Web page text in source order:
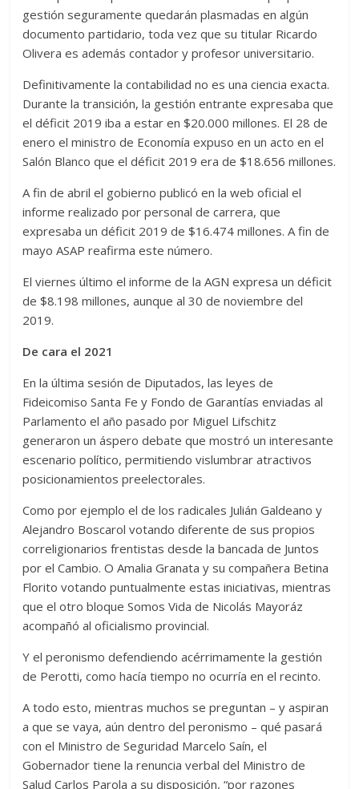
gestión seguramente quedarán plasmadas en algún
documento partidario, toda vez que su titular Ricardo
Olivera es además contador y profesor universitario.
Definitivamente la contabilidad no es una ciencia exacta.
Durante la transición, la gestión entrante expresaba que
el déficit 2019 iba a estar en $20.000 millones. El 28 de
enero el ministro de Economía expuso en un acto en el
Salón Blanco que el déficit 2019 era de $18.656 millones.
A fin de abril el gobierno publicó en la web oficial el
informe realizado por personal de carrera, que
expresaba un déficit 2019 de $16.474 millones. A fin de
mayo ASAP reafirma este número.
El viernes último el informe de la AGN expresa un déficit
de $8.198 millones, aunque al 30 de noviembre del
2019.
De cara el 2021
En la última sesión de Diputados, las leyes de
Fideicomiso Santa Fe y Fondo de Garantías enviadas al
Parlamento el año pasado por Miguel Lifschitz
generaron un áspero debate que mostró un interesante
escenario político, permitiendo vislumbrar atractivos
posicionamientos preelectorales.
Como por ejemplo el de los radicales Julián Galdeano y
Alejandro Boscarol votando diferente de sus propios
correligionarios frentistas desde la bancada de Juntos
por el Cambio. O Amalia Granata y su compañera Betina
Florito votando puntualmente estas iniciativas, mientras
que el otro bloque Somos Vida de Nicolás Mayoráz
acompañó al oficialismo provincial.
Y el peronismo defendiendo acérrimamente la gestión
de Perotti, como hacía tiempo no ocurría en el recinto.
A todo esto, mientras muchos se preguntan – y aspiran
a que se vaya, aún dentro del peronismo – qué pasará
con el Ministro de Seguridad Marcelo Saín, el
Gobernador tiene la renuncia verbal del Ministro de
Salud Carlos Parola a su disposición, “por razones